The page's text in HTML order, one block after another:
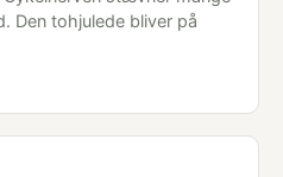
Den tohjulede bliver på